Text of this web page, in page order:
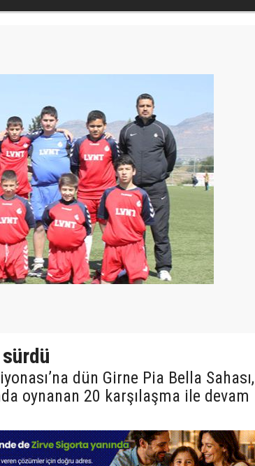
dün Girne Pia Bella Sahası,
oynanan 20 karşılaşma ile devam